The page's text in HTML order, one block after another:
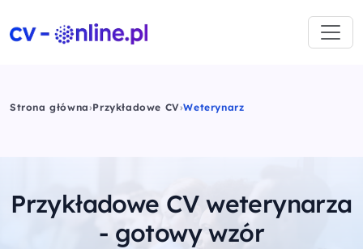
Strona główna›Przykładowe CV›Weterynarz
Przykładowe CV weterynarza
- gotowy wzór